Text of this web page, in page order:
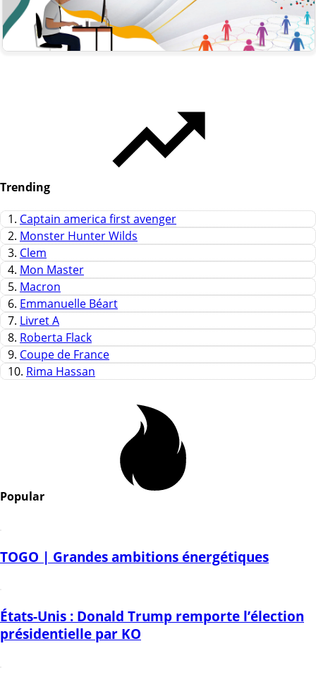
Trending
1. Captain america first avenger
2. Monster Hunter Wilds
3. Clem
4. Mon Master
5. Macron
6. Emmanuelle Béart
7. Livret A
8. Roberta Flack
9. Coupe de France
10. Rima Hassan
Popular
TOGO | Grandes ambitions énergétiques
États-Unis : Donald Trump remporte l’élection
présidentielle par KO